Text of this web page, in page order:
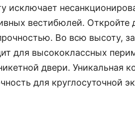
исключает
вестибюлей.
Во всю высоту,
для высококлассных
двери. Уникальная
для круглосуточной